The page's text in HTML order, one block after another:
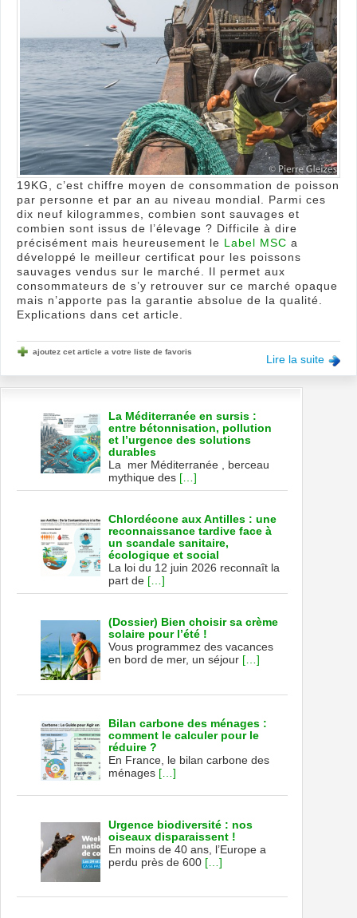
19KG, c’est chiffre moyen de consommation de poisson
par personne et par an au niveau mondial. Parmi ces
dix neuf kilogrammes, combien sont sauvages et
combien sont issus de l’élevage ? Difficile à dire
précisément mais heureusement le Label MSC a
développé le meilleur certificat pour les poissons
sauvages vendus sur le marché. Il permet aux
consommateurs de s’y retrouver sur ce marché opaque
mais n’apporte pas la garantie absolue de la qualité.
Explications dans cet article.
Lire la suite
ajoutez cet article a votre liste de favoris
La Méditerranée en sursis :
entre bétonnisation, pollution
et l’urgence des solutions
durables
La mer Méditerranée , berceau
mythique des […]
Chlordécone aux Antilles : une
reconnaissance tardive face à
un scandale sanitaire,
écologique et social
La loi du 12 juin 2026 reconnaît la
part de […]
(Dossier) Bien choisir sa crème
solaire pour l’été !
Vous programmez des vacances
en bord de mer, un séjour […]
Bilan carbone des ménages :
comment le calculer pour le
réduire ?
En France, le bilan carbone des
ménages […]
Urgence biodiversité : nos
oiseaux disparaissent !
En moins de 40 ans, l’Europe a
perdu près de 600 […]